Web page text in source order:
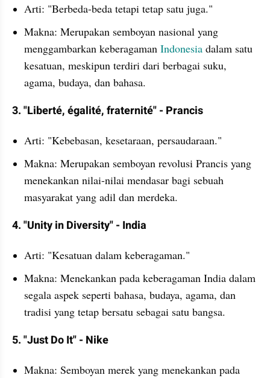
Arti: "Berbeda-beda tetapi tetap satu juga."
Makna: Merupakan semboyan nasional yang
menggambarkan keberagaman Indonesia dalam satu
kesatuan, meskipun terdiri dari berbagai suku,
agama, budaya, dan bahasa.
3. "Liberté, égalité, fraternité" - Prancis
Arti: "Kebebasan, kesetaraan, persaudaraan."
Makna: Merupakan semboyan revolusi Prancis yang
menekankan nilai-nilai mendasar bagi sebuah
masyarakat yang adil dan merdeka.
4. "Unity in Diversity" - India
Arti: "Kesatuan dalam keberagaman."
Makna: Menekankan pada keberagaman India dalam
segala aspek seperti bahasa, budaya, agama, dan
tradisi yang tetap bersatu sebagai satu bangsa.
5. "Just Do It" - Nike
Makna: Semboyan merek yang menekankan pada